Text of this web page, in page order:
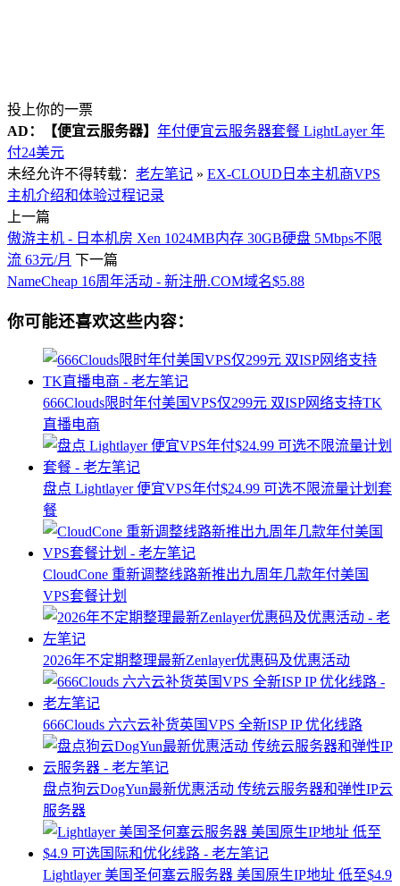
投上你的一票
AD：
【便宜云服务器】 年付便宜云服务器套餐 LightLayer 年
付24美元
未经允许不得转载： 老左笔记 » EX-CLOUD日本主机商VPS
主机介绍和体验过程记录
上一篇
傲游主机 - 日本机房 Xen 1024MB内存 30GB硬盘 5Mbps不限
流 63元/月 下一篇
NameCheap 16周年活动 - 新注册.COM域名$5.88
你可能还喜欢这些内容：
666Clouds限时年付美国VPS仅299元 双ISP网络支持TK
直播电商
盘点 Lightlayer 便宜VPS年付$24.99 可选不限流量计划套
餐
CloudCone 重新调整线路新推出九周年几款年付美国
VPS套餐计划
2026年不定期整理最新Zenlayer优惠码及优惠活动
666Clouds 六六云补货英国VPS 全新ISP IP 优化线路
盘点狗云DogYun最新优惠活动 传统云服务器和弹性IP云
服务器
Lightlayer 美国圣何塞云服务器 美国原生IP地址 低至$4.9